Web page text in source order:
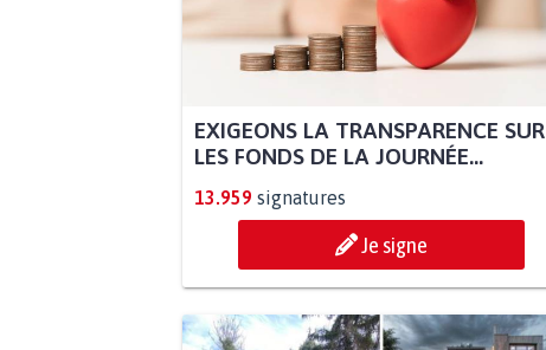
EXIGEONS LA TRANSPARENCE SUR
LES FONDS DE LA JOURNÉE...
13.959 signatures
Je signe